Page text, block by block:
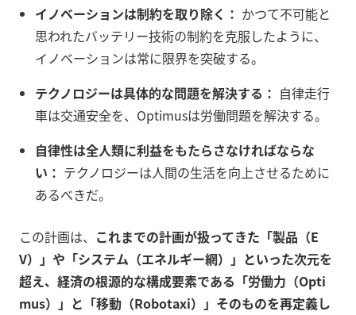
イノベーションは制約を取り除く： かつて不可能と
思われたバッテリー技術の制約を克服したように、
イノベーションは常に限界を突破する。
テクノロジーは具体的な問題を解決する： 自律走行
車は交通安全を、Optimusは労働問題を解決する。
自律性は全人類に利益をもたらさなければならな
い： テクノロジーは人間の生活を向上させるために
あるべきだ。
この計画は、 これまでの計画が扱ってきた「製品（E
V）」や「システム（エネルギー網）」といった次元を
超え、経済の根源的な構成要素である「労働力（Opti
mus）」と「移動（Robotaxi）」そのものを再定義し